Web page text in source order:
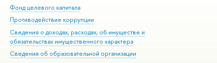
Фонд целевого капитала
Противодействие коррупции
Сведения о доходах, расходах, об имуществе и
обязательствах имущественного характера
Сведения об образовательной организации